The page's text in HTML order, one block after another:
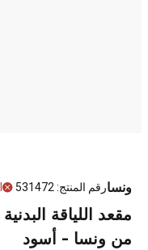
ونسارقم المنتج:
531472
من ونسا - أسود